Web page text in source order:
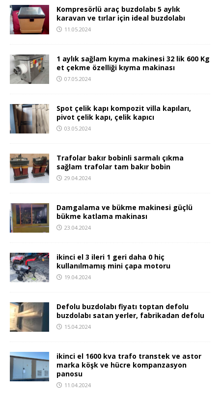
Kompresörlü araç buzdolabı 5 aylık
karavan ve tırlar için ideal buzdolabı
11.05.2024
1 aylık sağlam kıyma makinesi 32 lik 600 Kg
et çekme özelliği kıyma makinası
07.05.2024
Spot çelik kapı kompozit villa kapıları,
pivot çelik kapı, çelik kapıcı
03.05.2024
Trafolar bakır bobinli sarmalı çıkma
sağlam trafolar tam bakır bobin
29.04.2024
Damgalama ve bükme makinesi güçlü
bükme katlama makinası
23.04.2024
ikinci el 3 ileri 1 geri daha 0 hiç
kullanılmamış mini çapa motoru
19.04.2024
Defolu buzdolabı fiyatı toptan defolu
buzdolabı satan yerler, fabrikadan defolu
15.04.2024
ikinci el 1600 kva trafo transtek ve astor
marka köşk ve hücre kompanzasyon
panosu
11.04.2024